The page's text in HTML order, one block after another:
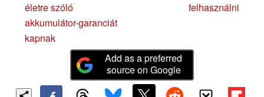
életre szóló
akkumulátor-garanciát
kapnak
felhasználni
Add as a preferred
source on Google